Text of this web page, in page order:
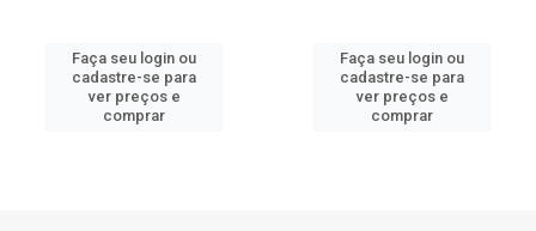
Faça seu login ou
cadastre-se para
ver preços e
comprar
Faça seu login ou
cadastre-se para
ver preços e
comprar